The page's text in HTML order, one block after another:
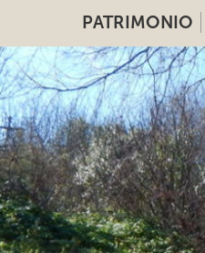
PATRIMONIO